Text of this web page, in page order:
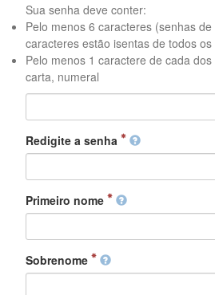
Sua senha deve conter:
Pelo menos 6 caracteres (senhas
caracteres estão isentas de todos
Pelo menos 1 caractere de cada
carta, numeral
Redigite a senha
Primeiro nome
Sobrenome